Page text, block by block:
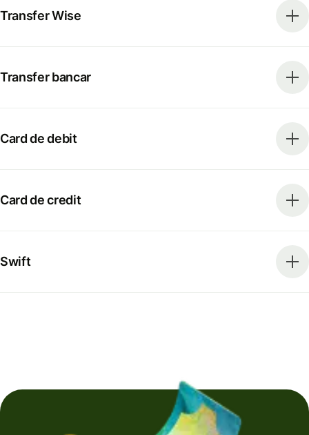
Transfer Wise
Transfer bancar
Card de debit
Card de credit
Swift